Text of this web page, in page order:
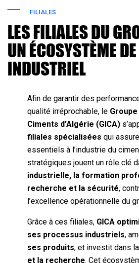
FILIALES
LES FILIALES DU
UN ÉCOSYSTÈME
INDUSTRIEL
Afin de garantir des
qualité irréprochable, le
Ciments d’Algérie (GICA)
filiales spécialisées qui
essentiels à l’industrie du
stratégiques jouent un rôle clé
industrielle, la formation
recherche et la sécurité,
l’excellence opérationnelle du
Grâce à ces filiales, GICA
ses processus industriels,
ses produits, et investit dans la
et la recherche. Cet